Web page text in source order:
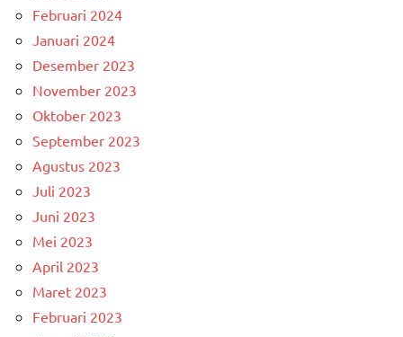
Februari 2024
Januari 2024
Desember 2023
November 2023
Oktober 2023
September 2023
Agustus 2023
Juli 2023
Juni 2023
Mei 2023
April 2023
Maret 2023
Februari 2023